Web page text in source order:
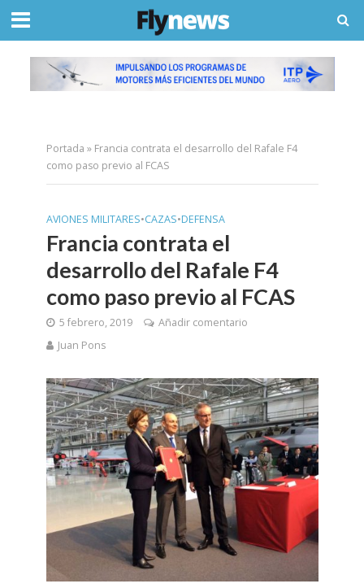
Portada » Francia contrata el desarrollo del Rafale F4
como paso previo al FCAS
AVIONES MILITARES•CAZAS•DEFENSA
Francia contrata el
desarrollo del Rafale F4
como paso previo al FCAS
5 febrero, 2019
Añadir comentario
Juan Pons